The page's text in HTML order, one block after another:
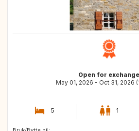
Open for exchange
May 01, 2026 - Oct 31, 2026
5 1